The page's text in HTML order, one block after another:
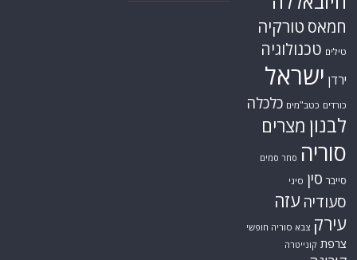
חמאס טורקיה
טילים טכנולוגיה
ירדן ישראל
כורדים כטב"מים כלכלה
לבנון מצרים
סוריה סחר סמים
סייבר סין סיני
סעודיה עזה
עירק צבא סוריה חופשי
צרפת קונייטרה